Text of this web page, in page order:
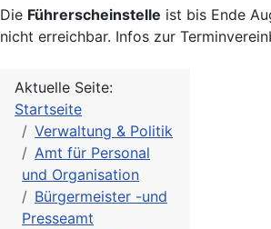
Die Führerscheinstelle ist bis Ende
nicht erreichbar. Infos zur
Aktuelle Seite:
Startseite
Verwaltung & Politik
Amt für Personal
und Organisation
Bürgermeister -und
Presseamt